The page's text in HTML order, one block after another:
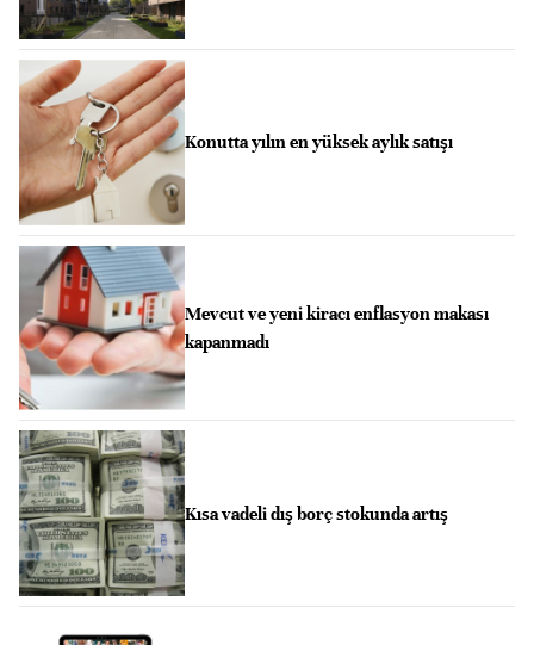
Konutta yılın en yüksek aylık satışı
Mevcut ve yeni kiracı enflasyon makası
kapanmadı
Kısa vadeli dış borç stokunda artış